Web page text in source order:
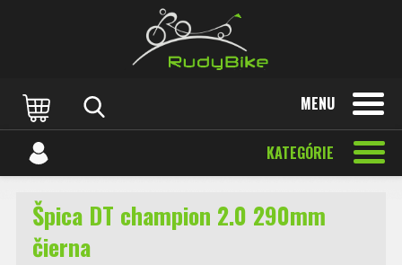
MENU
KATEGÓRIE
Špica DT champion 2.0 290mm
čierna